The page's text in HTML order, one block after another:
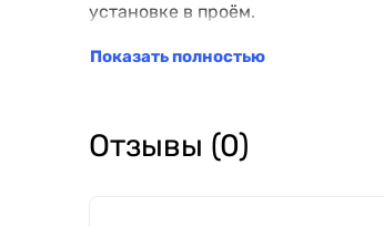
установке в проём.
Выполняем замер, доставку,
монтажных работ.
Показать полностью
Отзывы (0)